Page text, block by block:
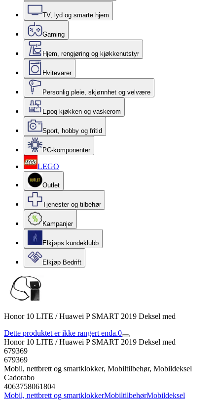
TV, lyd og smarte hjem
Gaming
Hjem, rengjøring og kjøkkenutstyr
Hvitevarer
Personlig pleie, skjønnhet og velvære
Epoq kjøkken og vaskerom
Sport, hobby og fritid
PC-komponenter
LEGO
Outlet
Tjenester og tilbehør
Kampanjer
Elkjøps kundeklubb
Elkjøp Bedrift
Honor 10 LITE / Huawei P SMART 2019 Deksel med
Dette produktet er ikke rangert enda.0
Honor 10 LITE / Huawei P SMART 2019 Deksel med
679369
679369
Mobil, nettbrett og smartklokker, Mobiltilbehør, Mobildeksel
Cadorabo
4063758061804
Mobil, nettbrett og smartklokkerMobiltilbehørMobildeksel